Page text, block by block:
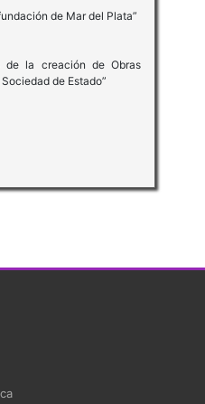
de Mar del Plata”
la creación de Obras
de Estado”